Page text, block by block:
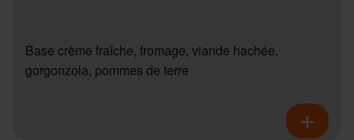
Base crème fraîche, fromage, viande hachée,
gorgonzola, pommes de terre